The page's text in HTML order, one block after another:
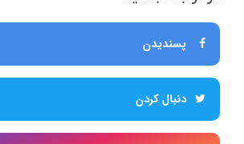
پسندیدن
دنبال کردن